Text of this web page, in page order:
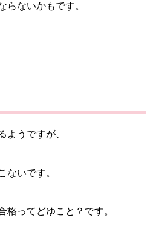
らないかもです。
ようですが、
ないです。
格ってどゆこと？です。